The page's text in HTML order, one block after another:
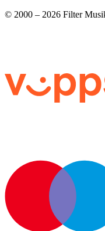
© 2000 – 2026 Filter